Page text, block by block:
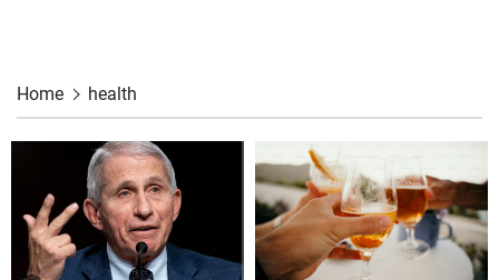
Home health